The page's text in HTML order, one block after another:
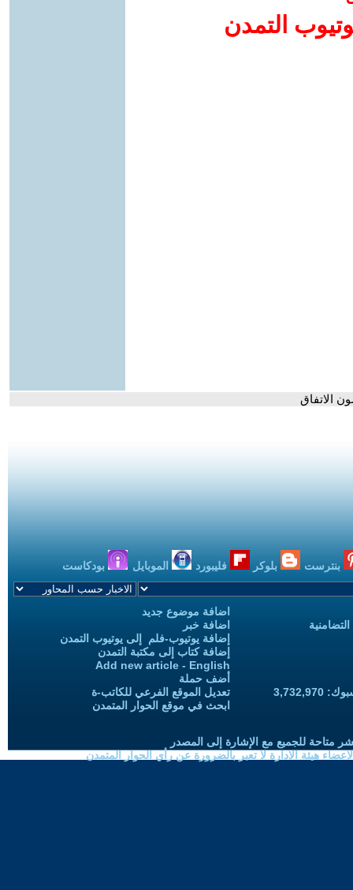
التمدن
الاتفاق
بنترست بلوكر فليبورد الموبايل بودكاست
اضافة موضوع جديد
اضافة خبر
إضافة يوتيوب-فلم إلى يوتيوب التمدن
إضافة كتاب إلى مكتبة التمدن
Add new article - English
أضف حملة
تعديل الموقع الفرعي للكاتب-ة
ابحث في موقع الحوار المتمدن
متاحة للجميع مع الإشارة إلى المصدر
هيئة الادارة لا تعبر بالضرورة عن رأي الحوار المتمدن